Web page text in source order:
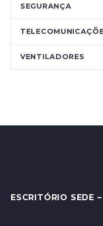
SEGURANÇA
VENTILADORES
ESCRITÓRIO SEDE